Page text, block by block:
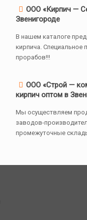
ООО «Кирпич —
Звенигороде
В нашем каталоге
кирпича. Специальное
прорабов!!!
ООО «Строй —
кирпич оптом в
Мы осуществляем
заводов-
промежуточные